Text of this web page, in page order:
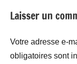
Laisser un
Votre adresse e-
obligatoires sont